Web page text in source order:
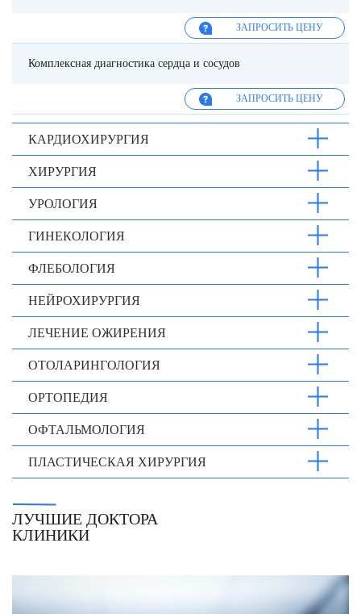
ЗАПРОСИТЬ ЦЕНУ
Комплексная диагностика сердца и сосудов
ЗАПРОСИТЬ ЦЕНУ
КАРДИОХИРУРГИЯ
ХИРУРГИЯ
УРОЛОГИЯ
ГИНЕКОЛОГИЯ
ФЛЕБОЛОГИЯ
НЕЙРОХИРУРГИЯ
ЛЕЧЕНИЕ ОЖИРЕНИЯ
ОТОЛАРИНГОЛОГИЯ
ОРТОПЕДИЯ
ОФТАЛЬМОЛОГИЯ
ПЛАСТИЧЕСКАЯ ХИРУРГИЯ
ЛУЧШИЕ ДОКТОРА
КЛИНИКИ